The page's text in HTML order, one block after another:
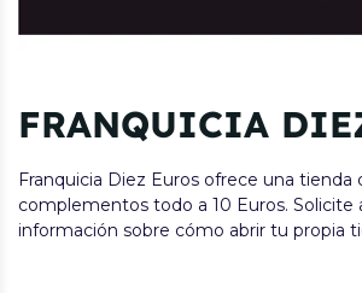
FRANQUICIA
Franquicia Diez Euros ofrece una tienda
complementos todo a 10 Euros. Solicite
información sobre cómo abrir tu propia